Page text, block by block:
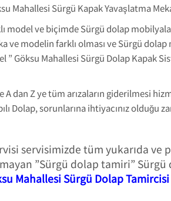
Mahallesi Sürgü Kapak Yavaşlatma
model ve biçimde Sürgü dolap
ve modelin farklı olması ve Sürgü
Göksu Mahallesi Sürgü Dolap Kapak
dan Z ye tüm arızaların giderilmesi
Dolap, sorunlarına ihtiyacınız olduğu
servisimizde tüm yukarıda ve
”Sürgü dolap tamiri”
Mahallesi Sürgü Dolap Tamircisi